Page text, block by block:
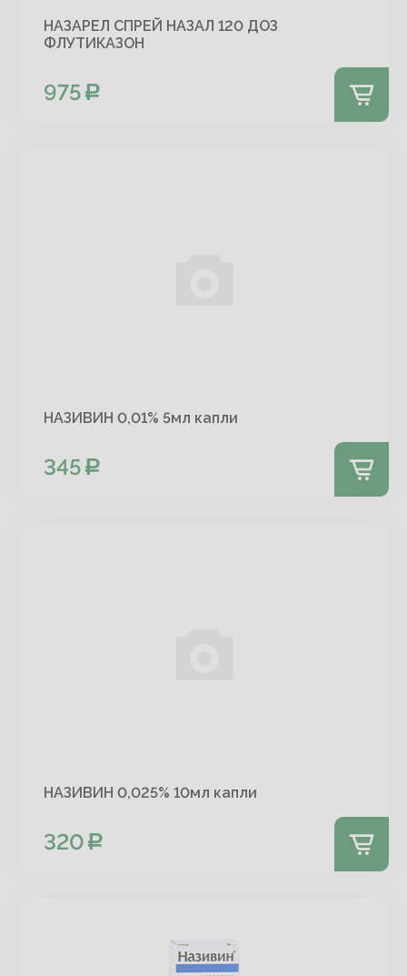
НАЗАРЕЛ СПРЕЙ НАЗАЛ 120 ДОЗ
ФЛУТИКАЗОН
975
НАЗИВИН 0,01% 5мл капли
345
НАЗИВИН 0,025% 10мл капли
320